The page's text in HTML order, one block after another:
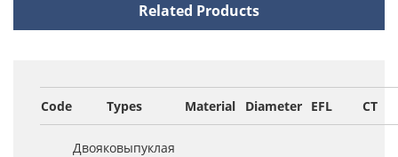
Related Products
Code Types Material Diameter EFL CT
Двояковыпуклая